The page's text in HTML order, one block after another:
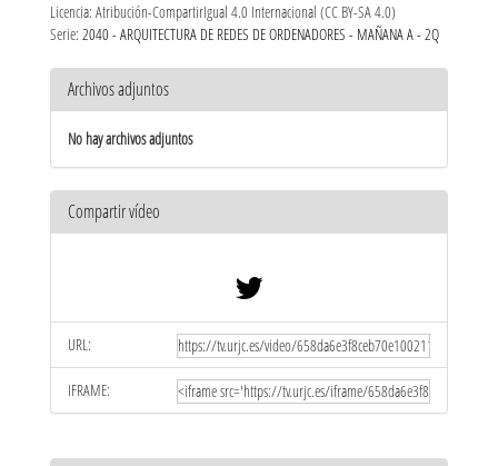
Licencia: Atribución-CompartirIgual 4.0 Internacional (CC BY-SA 4.0)
Serie: 2040 - ARQUITECTURA DE REDES DE ORDENADORES - MAÑANA A - 2Q
Archivos adjuntos
No hay archivos adjuntos
Compartir vídeo
URL:
IFRAME: